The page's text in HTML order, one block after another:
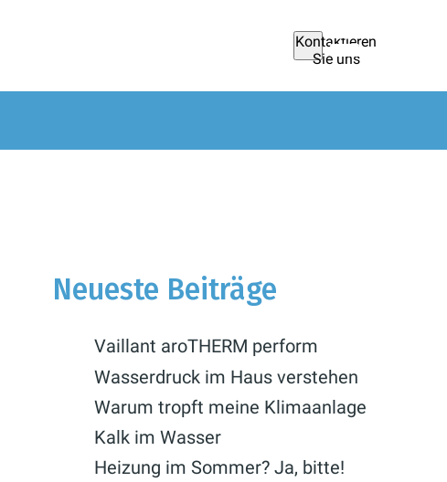
Kontaktieren
Sie uns
Neueste Beiträge
Vaillant aroTHERM perform
Wasserdruck im Haus verstehen
Warum tropft meine Klimaanlage
Kalk im Wasser
Heizung im Sommer? Ja, bitte!